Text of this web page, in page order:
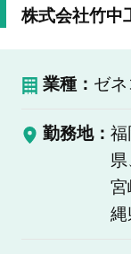
株式会社竹中
業種： ゼ
勤務地： 福
県
宮
縄